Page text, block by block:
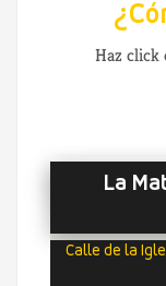
Haz click
La
Calle de la